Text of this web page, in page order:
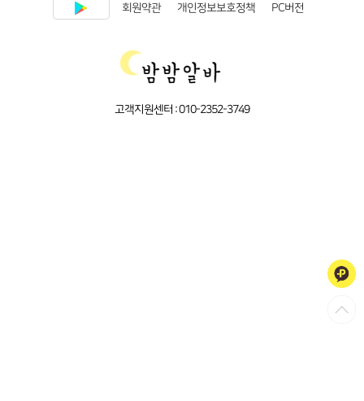
회원약관 개인정보보호정책 PC버전
고객지원센터 :010-2352-3749